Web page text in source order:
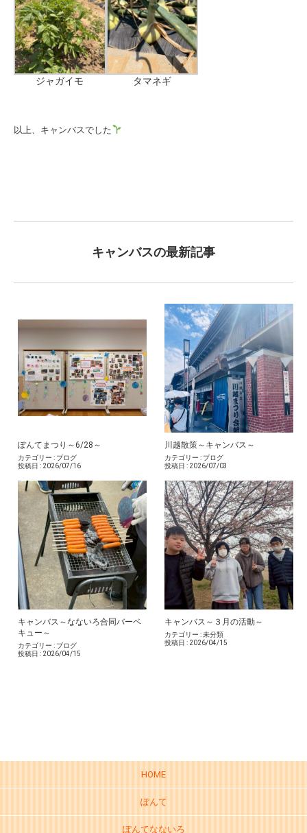
ジャガイモ タマネギ
以上、キャンバスでした
キャンバスの最新記事
ぽんてまつり～6/28～
カテゴリー : ブログ
投稿日 : 2026/07/16
川越散策～キャンバス～
カテゴリー : ブログ
投稿日 : 2026/07/03
キャンバス～なないろ合同バーベ
キュー～
カテゴリー : ブログ
投稿日 : 2026/04/15
キャンバス～３月の活動～
カテゴリー :未分類
投稿日 : 2026/04/15
HOME
ぽんて
ぽんてなないろ